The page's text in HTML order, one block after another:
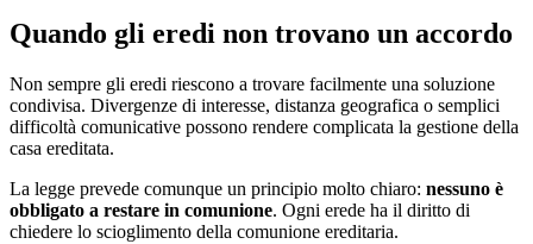
Quando gli eredi non trovano un accordo
Non sempre gli eredi riescono a trovare facilmente una soluzione
condivisa. Divergenze di interesse, distanza geografica o semplici
difficoltà comunicative possono rendere complicata la gestione della
casa ereditata.
La legge prevede comunque un principio molto chiaro: nessuno è
obbligato a restare in comunione. Ogni erede ha il diritto di
chiedere lo scioglimento della comunione ereditaria.